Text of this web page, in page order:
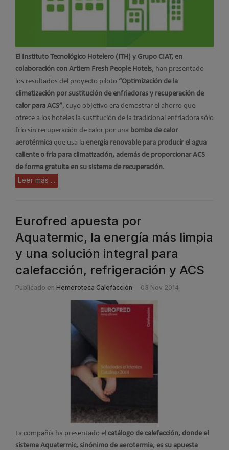
El Instituto Tecnológico Hotelero (ITH) y Grupo CIAT, en
colaboración con Artiem Fresh People Hotels, han presentado
los resultados del proyecto piloto “Optimización de la
climatización por sustitución de enfriadoras y recuperación de
calor para ACS”, cuyo objetivo era demostrar el ahorro que
ofrece a los hoteles la sustitución de la tradicional enfriadora sólo
frío sin recuperación de calor por una bomba de calor
aerotérmica que usa la energía renovable para producir el agua
caliente o fría para climatización, además de proporcionar ACS
de forma gratuita en su sistema de recuperación.
Leer más ...
Eurofred apuesta por
Aquatermic, la energía más limpia
y una solución integral para
calefacción, refrigeración y ACS
Publicado en Hemeroteca Calefacción 03 Nov 2014
La compañía ha presentado el catálogo de calefacción, donde el
sistema Aquatermic, sinónimo de aerotermia, es su apuesta